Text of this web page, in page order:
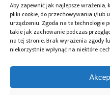
Aby zapewnić jak najlepsze
pliki cookie, do przechowywania i/lub
urządzeniu. Zgoda na te technologie
takie jak zachowanie podczas
na tej stronie. Brak wyrażenia zgody
niekorzystnie wpłynąć na niektóre
Historyczna misja